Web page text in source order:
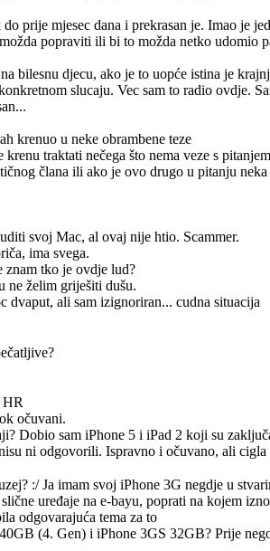
prije mjesec dana i prekrasan je. Imao je
popraviti ili bi to možda netko udomio
bilesnu djecu, ako je to uopće istina je
slucaju. Vec sam to radio ovdje.
krenuo u neke obrambene teze
traktati nečega što nema veze s
člana ili ako je ovo drugo u pitanju
svoj Mac, al ovaj nije htio. Scammer.
ima svega.
znam tko je ovdje lud?
ne želim griješiti dušu.
dvaput, ali sam izignoriran... cudna situacija
HR
očuvani.
Dobio sam iPhone 5 i iPad 2 koji su
ni odgovorili. Ispravno i očuvano, ali cigla
:/ Ja imam svoj iPhone 3G negdje u
uređaje na e-bayu, poprati na kojem
odgovarajuća tema za to
(4. Gen) i iPhone 3GS 32GB? Prije